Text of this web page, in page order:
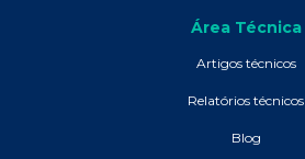
Área Técnica
Artigos técnicos
Relatórios técnicos
Blog